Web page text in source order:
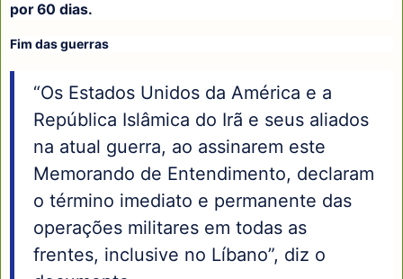
por 60 dias.
Fim das guerras
“Os Estados Unidos da América e a
República Islâmica do Irã e seus aliados
na atual guerra, ao assinarem este
Memorando de Entendimento, declaram
o término imediato e permanente das
operações militares em todas as
frentes, inclusive no Líbano”, diz o